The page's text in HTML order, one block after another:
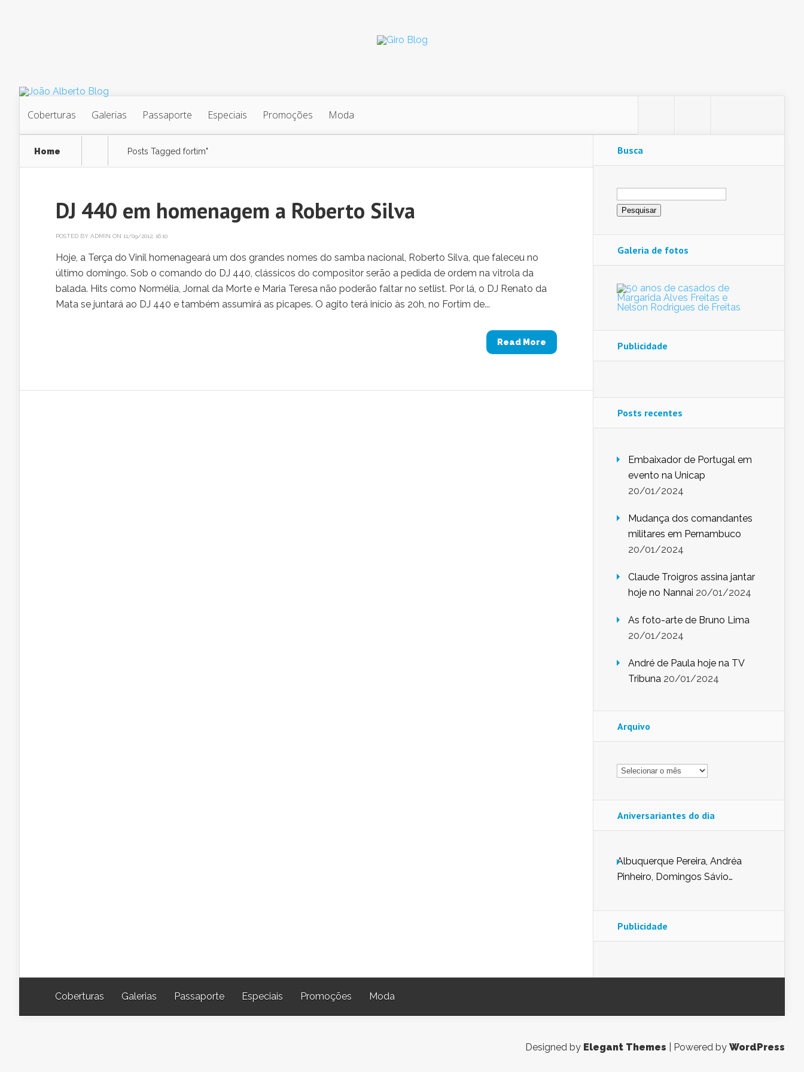
Coberturas Galerias Passaporte Especiais Promoções Moda
Home Posts Tagged fortim"
DJ 440 em homenagem a Roberto Silva
POSTED BY ADMIN ON 11/09/2012, 16:10
Hoje, a Terça do Vinil homenageará um dos grandes nomes do samba nacional, Roberto Silva, que faleceu no
último domingo. Sob o comando do DJ 440, clássicos do compositor serão a pedida de ordem na vitrola da
balada. Hits como Normélia, Jornal da Morte e Maria Teresa não poderão faltar no setlist. Por lá, o DJ Renato da
Mata se juntará ao DJ 440 e também assumirá as picapes. O agito terá início às 20h, no Fortim de...
Read More
Busca
Pesquisar
por:
Galeria de fotos
Publicidade
Posts recentes
Embaixador de Portugal em
evento na Unicap
20/01/2024
Mudança dos comandantes
militares em Pernambuco
20/01/2024
Claude Troigros assina jantar
hoje no Nannai 20/01/2024
As foto-arte de Bruno Lima
20/01/2024
André de Paula hoje na TV
Tribuna 20/01/2024
Arquivo
Arquivo
Aniversariantes do dia
Albuquerque Pereira, Andréa
Pinheiro, Domingos Sávio
Nunes de Sena, Fátima Peixoto,
Glória Pereira, Kátia Mesel,
Publicidade
Coberturas Galerias Passaporte Especiais Promoções Moda
Designed by Elegant Themes | Powered by WordPress